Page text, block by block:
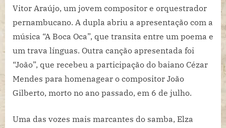
Vitor Araújo, um jovem compositor e orquestrador
pernambucano. A dupla abriu a apresentação com a
música “A Boca Oca”, que transita entre um poema e
um trava línguas. Outra canção apresentada foi
“João”, que recebeu a participação do baiano Cézar
Mendes para homenagear o compositor João
Gilberto, morto no ano passado, em 6 de julho.
Uma das vozes mais marcantes do samba, Elza